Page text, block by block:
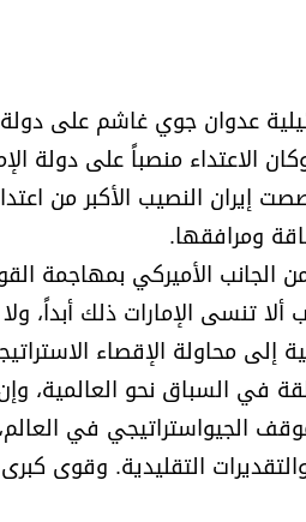
عدوان جوي غاشم على دولة
الاعتداء منصباً على دولة
إيران النصيب الأكبر من
ومرافقها.
الجانب الأميركي بمهاجمة
تنسى الإمارات ذلك أبداً،
إلى محاولة الإقصاء
في السباق نحو العالمية،
الجيواستراتيجي في
التقليدية. وقوى كبرى